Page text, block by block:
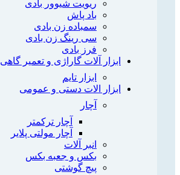
ریویت شیوور بادی
باد پاش
سمباده زن بادی
سی رینگ زن بادی
فرز بادی
ابزار آلات گاراژی و تعمیر گاهی
ابزار تایم
ابزار الات دستی و عمومی
آچار
آچار ترکمتر
آچار مولتی پلایر
انبر آلات
بکس و جعبه بکس
پیچ گوشتی